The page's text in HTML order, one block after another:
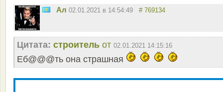
Ал 02.01.2021 в 14:54:49 # 769134
Цитата: строитель от 02.01.2021 14:15:16
Еб@@@ть она страшная